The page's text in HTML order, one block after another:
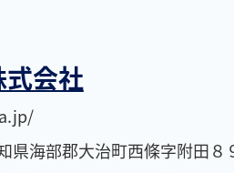
会社
県海部郡大治町西條字附田８